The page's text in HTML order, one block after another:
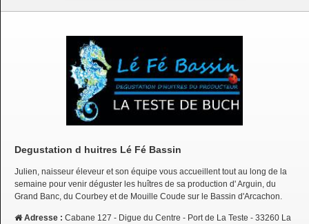
Degustation d huitres Lé Fé Bassin
Julien, naisseur éleveur et son équipe vous accueillent tout au long de la
semaine pour venir déguster les huîtres de sa production d' Arguin, du
Grand Banc, du Courbey et de Mouille Coude sur le Bassin d'Arcachon.
Adresse : Cabane 127 - Digue du Centre - Port de La Teste - 33260 La